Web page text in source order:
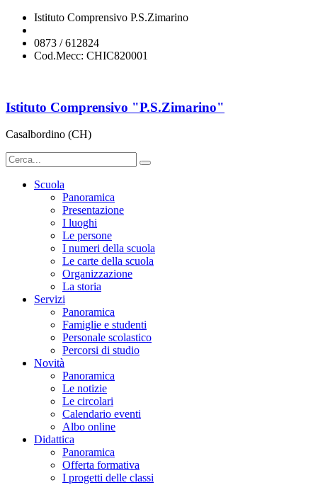
Istituto Comprensivo P.S.Zimarino
0873 / 612824
Cod.Mecc: CHIC820001
Istituto Comprensivo "P.S.Zimarino"
Casalbordino (CH)
Scuola
Panoramica
Presentazione
I luoghi
Le persone
I numeri della scuola
Le carte della scuola
Organizzazione
La storia
Servizi
Panoramica
Famiglie e studenti
Personale scolastico
Percorsi di studio
Novità
Panoramica
Le notizie
Le circolari
Calendario eventi
Albo online
Didattica
Panoramica
Offerta formativa
I progetti delle classi